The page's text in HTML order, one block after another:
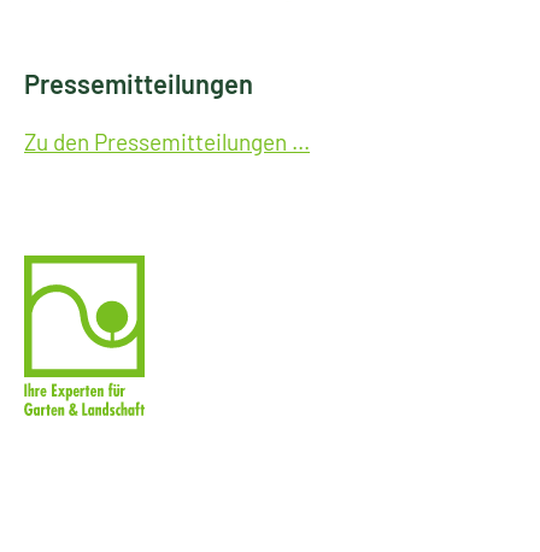
Pressemitteilungen
Zu den Pressemitteilungen ...